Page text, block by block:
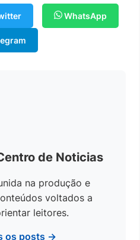
WhatsApp
de Noticias
na produção e
voltados a
leitores.
os posts →